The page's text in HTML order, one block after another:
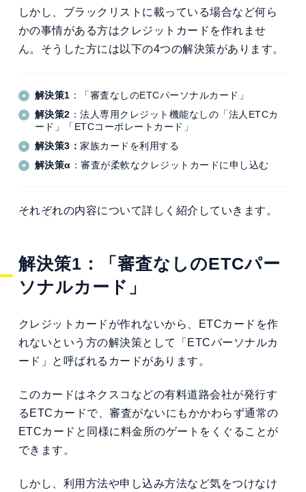
しかし、ブラックリストに載っている場合など何ら
かの事情がある方はクレジットカードを作れませ
ん。そうした方には以下の4つの解決策があります。
解決策1 ：「審査なしのETCパーソナルカード」
解決策2 ：法人専用クレジット機能なしの「法人ETCカ
ード」「ETCコーポレートカード」
解決策3：家族カードを利用する
解決策α ：審査が柔軟なクレジットカードに申し込む
それぞれの内容について詳しく紹介していきます。
解決策1：「審査なしのETCパー
ソナルカード」
クレジットカードが作れないから、ETCカードを作
れないという方の解決策として「ETCパーソナルカ
ード」と呼ばれるカードがあります。
このカードはネクスコなどの有料道路会社が発行す
るETCカードで、審査がないにもかかわらず通常の
ETCカードと同様に料金所のゲートをくぐることが
できます。
しかし、利用方法や申し込み方法など気をつけなけ